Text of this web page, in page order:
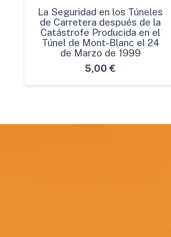
La Seguridad en los Túneles
de Carretera después de la
Catástrofe Producida en el
Túnel de Mont-Blanc el 24
de Marzo de 1999
5,00 €